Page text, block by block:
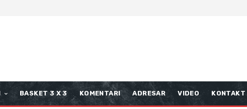
BASKET 3 X 3 KOMENTARI ADRESAR VIDEO KONTAKT